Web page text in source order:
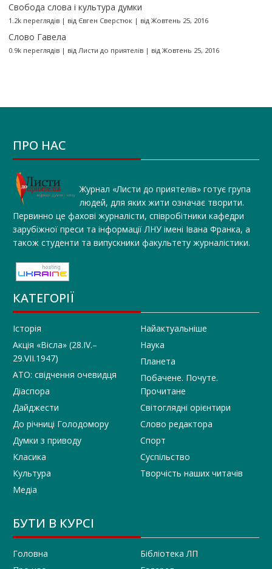
Свобода слова і культура думки
1.2k переглядів| від Євген Сверстюк| від Жовтень 25, 2016
Слово Гавела
0.9k переглядів| від Листи до приятелів| від Жовтень 25, 2016
ПРО НАС
Журнал «Листи до приятелів» готує група
людей, для яких жити означає творити.
Первинно це фахові журналісти, співробітники кафедри
зарубіжної преси та інформації ЛНУ імені Івана Франка, а
також студенти та випускники факультету журналістики.
КАТЕГОРІЇ
Історія
Акція «Вісла» (28.IV.–
29.VII.1947)
АТО: свідчення очевидця
Діаспора
Дайджести
До річниці Голодомору
Думки з приводу
Класика
Культура
Медіа
Найактуальніше
Наука
Планета
Побачене. Почуте.
Прочитане
Світоглядні орієнтири
Слово редактора
Спорт
Суспільство
Творчість наших читачів
БУТИ В КУРСІ
Головна
Бібліотека ЛП